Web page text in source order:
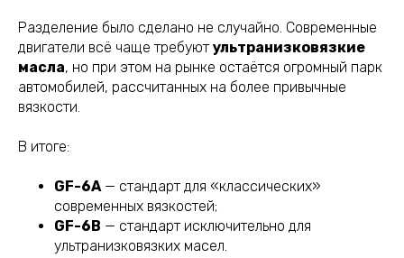
Разделение было сделано не случайно. Современные
двигатели всё чаще требуютультранизковязкие
масла, но при этом на рынке остаётся огромный парк
автомобилей, рассчитанных на более привычные
вязкости.
В итоге:
GF-6A— стандарт для «классических»
современных вязкостей;
GF-6B — стандарт исключительно для
ультранизковязких масел.